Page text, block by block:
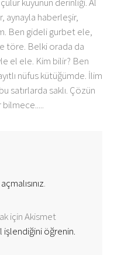
aynayla haberleşir,
Ben gideli gurbet ele,
töre. Belki orada da
el ele. Kim bilir? Ben
nüfus kütüğümde. İlim
satırlarda saklı. Çözün
.
için Akismet
işlendiğini öğrenin.